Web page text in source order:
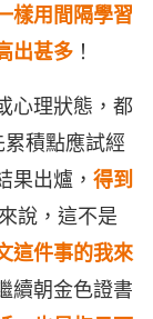
樣用間隔學習
出甚多 ！
心理狀態，都
積點應試經
果出爐， 得到
說，這不是
這件事的我來
續朝金色證書